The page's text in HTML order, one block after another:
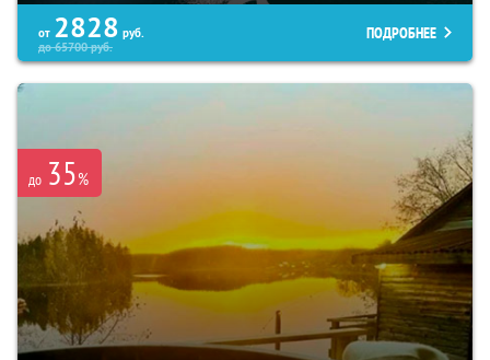
от 2828 руб.
до65700руб.
ПОДРОБНЕЕ
до 35%